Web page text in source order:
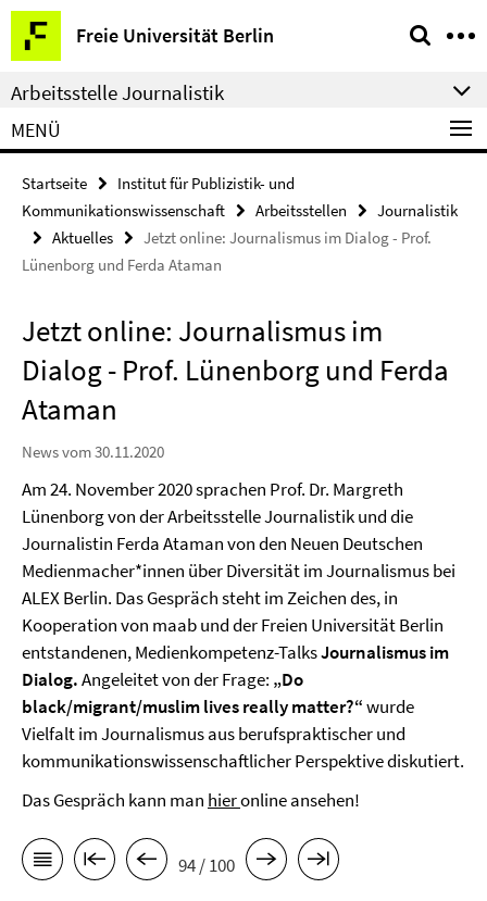
Springe
direkt
zu
Inhalt
Freie Universität Berlin
Service-
Navigation
Arbeitsstelle Journalistik
MENÜ
Startseite
Institut für Publizistik- und
Kommunikationswissenschaft
Arbeitsstellen
Journalistik
Aktuelles
Jetzt online: Journalismus im Dialog - Prof.
Lünenborg und Ferda Ataman
Jetzt online: Journalismus im
Dialog - Prof. Lünenborg und Ferda
Ataman
News vom 30.11.2020
Am 24. November 2020 sprachen Prof. Dr. Margreth
Lünenborg von der Arbeitsstelle Journalistik und die
Journalistin Ferda Ataman von den Neuen Deutschen
Medienmacher*innen über Diversität im Journalismus bei
ALEX Berlin. Das Gespräch steht im Zeichen des, in
Kooperation von maab und der Freien Universität Berlin
entstandenen, Medienkompetenz-TalksJournalismus im
Dialog.Angeleitet von der Frage: „Do
black/migrant/muslim lives really matter?“wurde
Vielfalt im Journalismus aus berufspraktischer und
kommunikationswissenschaftlicher Perspektive diskutiert.
Das Gespräch kann man hieronline ansehen!
94 / 100